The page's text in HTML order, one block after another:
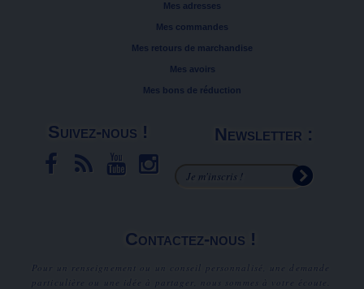
Mes adresses
Mes commandes
Mes retours de marchandise
Mes avoirs
Mes bons de réduction
Suivez-nous ! Newsletter :
Contactez-nous !
Pour un renseignement ou un conseil personnalisé, une demande
particulière ou une idée à partager, nous sommes à votre écoute.